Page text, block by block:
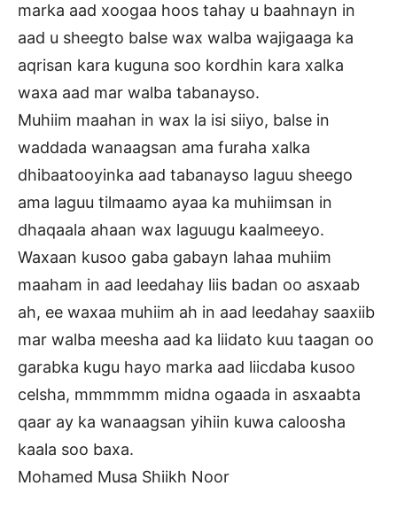
marka aad xoogaa hoos tahay u baahnayn in
aad u sheegto balse wax walba wajigaaga ka
aqrisan kara kuguna soo kordhin kara xalka
waxa aad mar walba tabanayso.
Muhiim maahan in wax la isi siiyo, balse in
waddada wanaagsan ama furaha xalka
dhibaatooyinka aad tabanayso laguu sheego
ama laguu tilmaamo ayaa ka muhiimsan in
dhaqaala ahaan wax laguugu kaalmeeyo.
Waxaan kusoo gaba gabayn lahaa muhiim
maaham in aad leedahay liis badan oo asxaab
ah, ee waxaa muhiim ah in aad leedahay saaxiib
mar walba meesha aad ka liidato kuu taagan oo
garabka kugu hayo marka aad liicdaba kusoo
celsha, mmmmmm midna ogaada in asxaabta
qaar ay ka wanaagsan yihiin kuwa caloosha
kaala soo baxa.
Mohamed Musa Shiikh Noor